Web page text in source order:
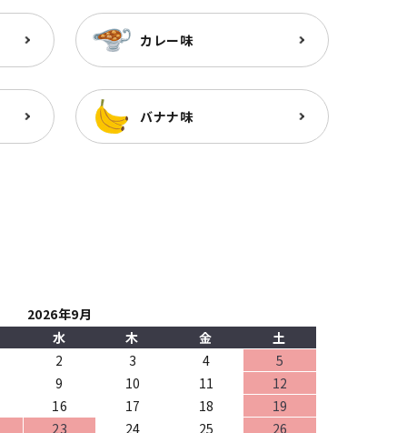
カレー味
バナナ味
2026年9月
水 木 金
土
2 3 4
5
9 10 11
12
16 17 18
19
23 24 25 26